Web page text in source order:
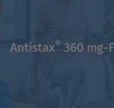
Antistax® 360 mg-